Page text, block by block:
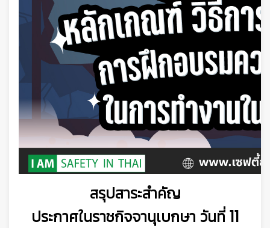
สรุปสาระสำคัญ
ประกาศในราชกิจจานุเบกษา วันที่ 11